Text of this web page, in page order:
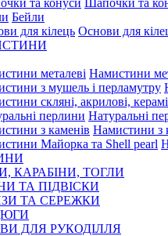
Шапочки та
Бейли
Основи для
Намистини
Натуральні
Намистини з
КАРАБІНИ, ТОГЛИ
ТА ПІДВІСКИ
ТА СЕРЕЖКИ
ДЛЯ РУКОДІЛЛЯ